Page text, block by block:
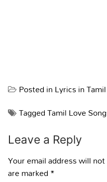
Posted inLyrics in
TaggedTamil Love
Leave a Reply
Your email address will
are marked*